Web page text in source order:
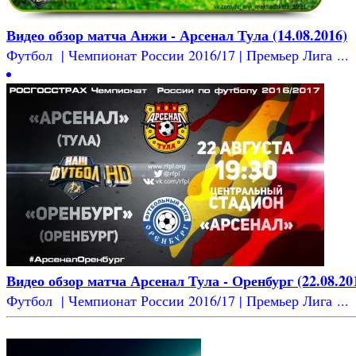
Видео обзор матча Анжи - Арсенал Тула (14.08.2016)
Футбол | Чемпионат России 2016/17 | Премьер Лига ...
Видео обзор матча Арсенал Тула - Оренбург
Футбол | Чемпионат России 2016/17 | Премьер Лига ...